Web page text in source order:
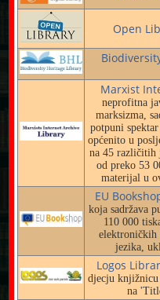
Open
Marxist
neprofitna
marksizma,
potpuni
općenito u
na 45 različitih
od preko 53
materijal u
EU
koja sadržava
110 000
elektroničkih
jezika,
Logos
djecju
na